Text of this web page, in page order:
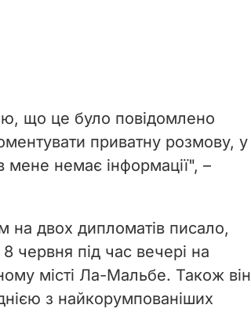
що це було повідомлено
приватну розмову, у
мене немає інформації", –
на двох дипломатів писало,
8 червня під час вечері на
місті Ла-Мальбе. Також він
з найкорумпованіших